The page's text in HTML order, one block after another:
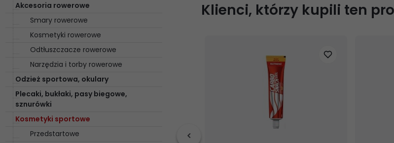
Akcesoria rowerowe
Smary rowerowe
Kosmetyki rowerowe
Odtłuszczacze rowerowe
Narzędzia i torby rowerowe
Odzież sportowa, okulary
Plecaki, bukłaki, pasy biegowe,
sznurówki
Kosmetyki sportowe
Przedstartowe
Klienci, którzy kupili ten